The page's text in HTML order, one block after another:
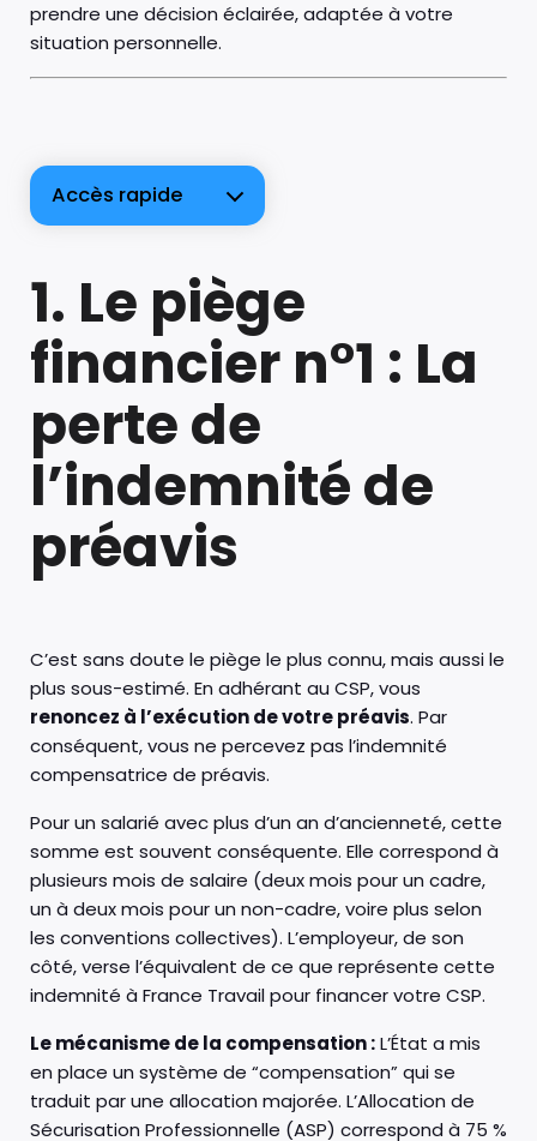
prendre une décision éclairée, adaptée à votre
situation personnelle.
Accès rapide
1. Le piège
financier n°1 : La
perte de
l’indemnité de
préavis
C’est sans doute le piège le plus connu, mais aussi le
plus sous-estimé. En adhérant au CSP, vous
renoncez à l’exécution de votre préavis. Par
conséquent, vous ne percevez pas l’indemnité
compensatrice de préavis.
Pour un salarié avec plus d’un an d’ancienneté, cette
somme est souvent conséquente. Elle correspond à
plusieurs mois de salaire (deux mois pour un cadre,
un à deux mois pour un non-cadre, voire plus selon
les conventions collectives). L’employeur, de son
côté, verse l’équivalent de ce que représente cette
indemnité à France Travail pour financer votre CSP.
Le mécanisme de la compensation :L’État a mis
en place un système de “compensation” qui se
traduit par une allocation majorée. L’Allocation de
Sécurisation Professionnelle (ASP) correspond à 75 %